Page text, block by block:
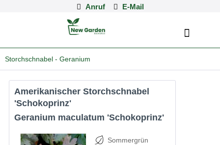
Anruf
Storchschnabel - Geranium
Amerikanischer Storchschnabel
'Schokoprinz'
Geranium maculatum 'Schokoprinz'
Sommergrün